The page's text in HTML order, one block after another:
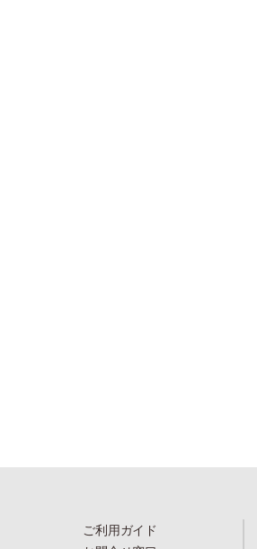
ご利用ガイド